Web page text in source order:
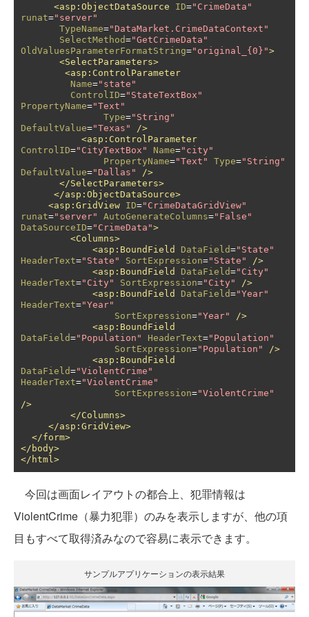
<asp:ObjectDataSource ID="CrimeData"
runat="server"
TypeName="DataMarket.CrimeDataContext"
SelectMethod="GetCrimeData"
OldValuesParameterFormatString="original_{0}">
<SelectParameters>
<asp:ControlParameter
Name="state"
ControlID="StateTextBox"
PropertyName="Text"
Type="String"
DefaultValue="Texas"
/>
<asp:ControlParameter
ControlID="CityTextBox" Name="city"
PropertyName="Text" Type="String"
DefaultValue="Dallas"
/>
</SelectParameters>
</asp:ObjectDataSource>
<asp:GridView ID="CrimeDataGridView"
runat="server" AutoGenerateColumns="False"
DataSourceID="CrimeData">
<Columns>
<asp:BoundField
DataField="State"
HeaderText="State" SortExpression="State"
/>
<asp:BoundField
DataField="City"
HeaderText="City" SortExpression="City"
/>
<asp:BoundField
DataField="Year"
HeaderText="Year"
SortExpression="Year"
/>
<asp:BoundField
DataField="Population" HeaderText="Population"
SortExpression="Population"
/>
<asp:BoundField
DataField="ViolentCrime"
HeaderText="ViolentCrime"
SortExpression="ViolentCrime"
/>
</Columns>
</asp:GridView>
</form>
</body>
</html>
今回は画面レイアウトの都合上、犯罪情報は
ViolentCrime（暴力犯罪）のみを表示しますが、他の項
目もすべて取得済みなので容易に表示できます。
サンプルアプリケーションの表示結果